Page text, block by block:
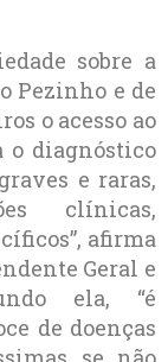
sobre a
Pezinho e de
o acesso ao
o diagnóstico
e raras,
clínicas,
afirma
Geral e
ela, “é
de doenças